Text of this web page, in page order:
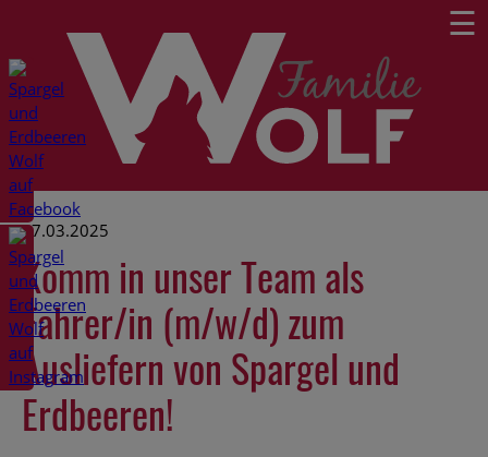
17.03.2025
Komm in unser Team als
Fahrer/in (m/w/d) zum
Ausliefern von Spargel und
Erdbeeren!
☰